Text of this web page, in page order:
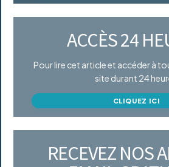
ACCÈS 24
Pour lire cet article et accéder à
site durant 24
CLIQUEZ ICI
RECEVEZ NOS